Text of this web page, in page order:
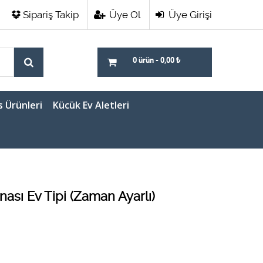
Üye Girişi
Üye Ol
Sipariş Takip
0 ürün - 0,00 ₺
Ürünleri Kücük Ev Aletleri
Ev Tipi (Zaman Ayarlı)